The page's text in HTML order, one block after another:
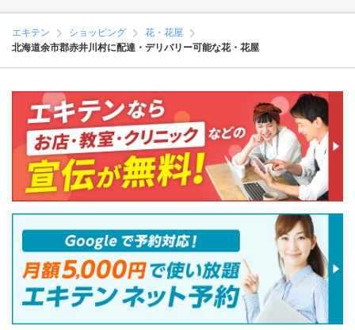
エキテン ショッピング
花・花屋
北海道余市郡赤井川村に配達・デリバリー可能な花・花屋